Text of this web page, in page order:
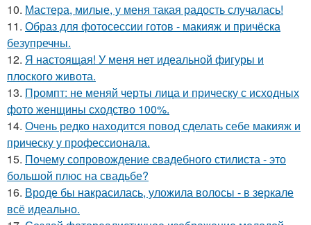
10. Мастера, милые, у меня такая радость случалась!
11. Образ для фотосессии готов - макияж и причёска
безупречны.
12. Я настоящая! У меня нет идеальной фигуры и
плоского живота.
13. Промпт: не меняй черты лица и прическу с исходных
фото женщины сходство 100%.
14. Очень редко находится повод сделать себе макияж и
прическу у профессионала.
15. Почему сопровождение свадебного стилиста - это
большой плюс на свадьбе?
16. Вроде бы накрасилась, уложила волосы - в зеркале
всё идеально.